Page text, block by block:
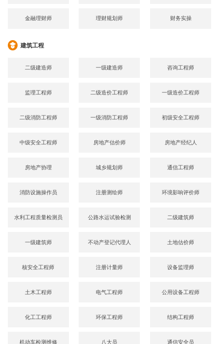
金融理财师 理财规划师 财务实操
建筑工程
二级建造师 一级建造师 咨询工程师
监理工程师 二级造价工程师 一级造价工程师
二级消防工程师 一级消防工程师 初级安全工程师
中级安全工程师 房地产估价师 房地产经纪人
房地产协理 城乡规划师 通信工程师
消防设施操作员 注册测绘师 环境影响评价师
水利工程质量检测员 公路水运试验检测 二级建筑师
一级建筑师 不动产登记代理人 土地估价师
核安全工程师 注册计量师 设备监理师
土木工程师 电气工程师 公用设备工程师
化工工程师 环保工程师 结构工程师
机动车检测维修 八大员 通信安全员